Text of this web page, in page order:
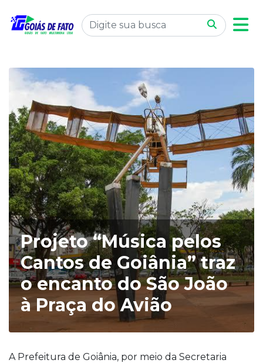
Projeto “Música pelos
Cantos de Goiânia” traz
o encanto do São João
à Praça do Avião
A Prefeitura de Goiânia, por meio da Secretaria